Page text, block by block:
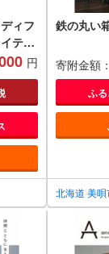
ィフ
ティ
香剤
ム
円
鉄の丸い
寄附金額：
ふ
北海道 美唄